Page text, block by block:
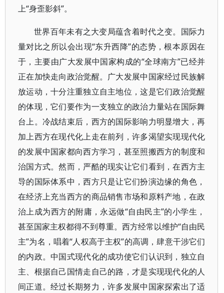
上“身歪影斜”。
世界百年未有之大变局蕴含着时代之变。国际力
量对比之所以会出现“东升西降”的态势，根本原因在
于，主要由广大发展中国家构成的“全球南方”已经并
正在加快走向政治觉醒。广大发展中国家经过民族解
放运动，十分注重独立自主地位，这是它们政治觉醒
的体现，它们要作为一支独立的政治力量站在国际舞
台上。冷战结束后，西方的国际影响力明显增大，再
加上西方在现代化上走在前列，许多渴望实现现代化
的发展中国家都向西方学习，甚至照搬西方的制度和
治国方式。然而，严酷的现实让它们看到，在西方主
导的国际体系中，西方只是让它们扮演边缘的角色，
在经济上充当西方的商品销售市场和原料产地，在政
治上成为西方的附庸，永远做“自由民主”的小学生，
甚至国家主权都得不到尊重。西方经常以维护“自由民
主”为名，唱着“人权高于主权”的高调，肆意干涉它们
的内政。中国式现代化的成功使它们认识到，独立自
主、根据自己国情走自己的路，才是实现现代化的人
间正道。经过长期努力，许多发展中国家探索出了适